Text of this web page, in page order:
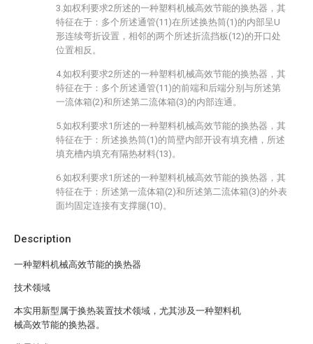
Description
一种塑料机械高效节能的换热器
技术领域
本实用新型属于换热装置技术领域，尤其涉及一种塑料机
械高效节能的换热器。
3.如权利要求2所述的一种塑料机械高效节能的换热器，其
特征在于：多个所述通管(11)在所述换热筒(1)的内部呈U
形连续弯折设置，相邻的两个所述折流挡板(12)的开口处
位置相反。
4.如权利要求2所述的一种塑料机械高效节能的换热器，其
特征在于：多个所述通管(11)的前端和后端分别与所述第
一流体箱(2)和所述第二流体箱(3)的内部连通。
5.如权利要求1所述的一种塑料机械高效节能的换热器，其
特征在于：所述换热筒(1)的筒壁内部开设有填充槽，所述
填充槽内填充有隔热材料(13)。
6.如权利要求1所述的一种塑料机械高效节能的换热器，其
特征在于：所述第一流体箱(2)和所述第二流体箱(3)的外表
面均固定连接有支撑腿(10)。